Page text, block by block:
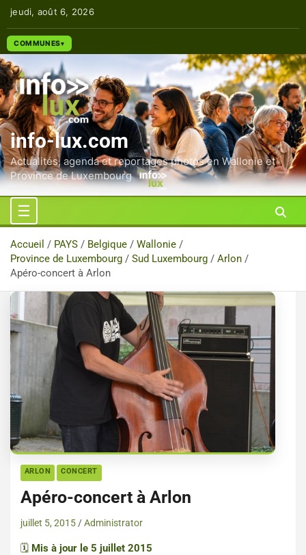
Aller
au
contenu
jeudi, août 6, 2026
COMMUNES
info-lux.com
Actualités, agenda et reportages photos en Wallonie et
Province de Luxembourg
Accueil PAYS Belgique
Wallonie
Province de Luxembourg
Sud Luxembourg
Arlon
Apéro-concert à Arlon
ARLON CONCERT
Apéro-concert à Arlon
juillet 5, 2015 Administrator
🗓️ Mis à jour le 5 juillet 2015